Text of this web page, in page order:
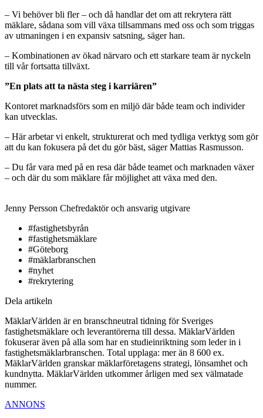
– Vi behöver bli fler – och då handlar det om att rekrytera rätt
mäklare, sådana som vill växa tillsammans med oss och som triggas
av utmaningen i en expansiv satsning, säger han.
– Kombinationen av ökad närvaro och ett starkare team är nyckeln
till vår fortsatta tillväxt.
”En plats att ta nästa steg i karriären”
Kontoret marknadsförs som en miljö där både team och individer
kan utvecklas.
– Här arbetar vi enkelt, strukturerat och med tydliga verktyg som gör
att du kan fokusera på det du gör bäst, säger Mattias Rasmusson.
– Du får vara med på en resa där både teamet och marknaden växer
– och där du som mäklare får möjlighet att växa med den.
Jenny Persson Chefredaktör och ansvarig utgivare
#fastighetsbyrån
#fastighetsmäklare
#Göteborg
#mäklarbranschen
#nyhet
#rekrytering
Dela artikeln
MäklarVärlden är en branschneutral tidning för Sveriges
fastighetsmäklare och leverantörerna till dessa. MäklarVärlden
fokuserar även på alla som har en studieinriktning som leder in i
fastighetsmäklarbranschen. Total upplaga: mer än 8 600 ex.
MäklarVärlden granskar mäklarföretagens strategi, lönsamhet och
kundnytta. MäklarVärlden utkommer årligen med sex välmatade
nummer.
ANNONS